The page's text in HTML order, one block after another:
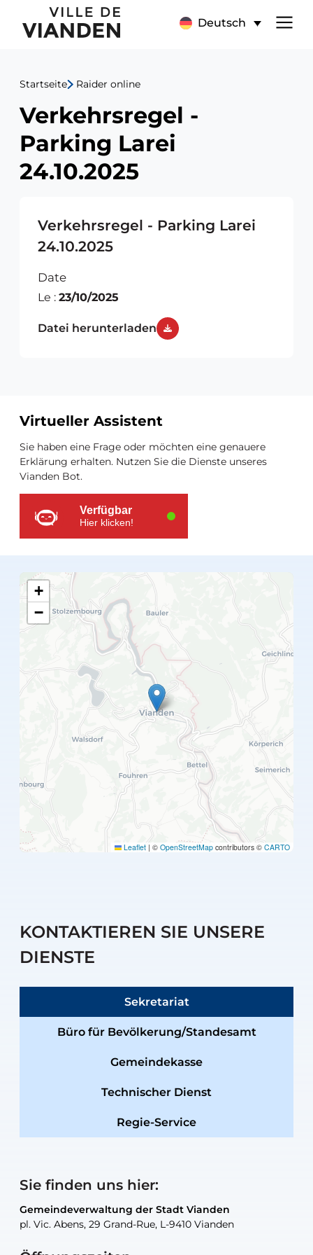
Verkehrsregel
Parking
Larei
24.10.2025
Deutsch
Hauptnavigationsmenü
Startseite Raider online
Verkehrsregel -
Parking Larei
24.10.2025
Verkehrsregel - Parking Larei
24.10.2025
Date
Le : 23/10/2025
Datei herunterladen
Zusätzliche
Ressourcen
Virtueller Assistent
Sie haben eine Frage oder möchten eine genauere
Erklärung erhalten. Nutzen Sie die Dienste unseres
Vianden Bot.
Verfügbar
Hier klicken!
+
−
Leaflet | © OpenStreetMap contributors © CARTO
KONTAKTIEREN SIE UNSERE
DIENSTE
Sekretariat
Büro für Bevölkerung/Standesamt
Gemeindekasse
Technischer Dienst
Regie-Service
Sie finden uns hier:
Gemeindeverwaltung der Stadt Vianden
pl. Vic. Abens, 29 Grand-Rue, L-9410 Vianden
Gemeindeverwaltung der Stadt Vianden
pl. Vic. Abens, 29 Grand-Rue, L-9410 Vianden
Gemeindeverwaltung der Stadt Vianden
pl. Vic. Abens, 29 Grand-Rue, L-9410 Vianden
Gemeindeverwaltung der Stadt Vianden
pl. Vic. Abens, 29 Grand-Rue, L-9410 Vianden
Gemeindewerkstatt der Stadt Vianden
30, rue Neugarten, L-9422 Vianden